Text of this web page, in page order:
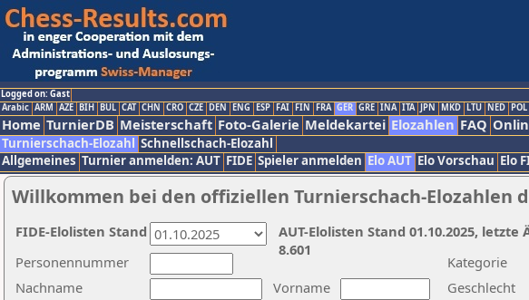
Logged on: Gast
Arabic ARM AZE BIH BUL CAT CHN CRO CZE DEN ENG ESP FAI FIN FRA GER GRE INA ITA JPN MKD LTU NED POL
Home TurnierDB Meisterschaft Foto-Galerie Meldekartei Elozahlen FAQ
Turnierschach-Elozahl Schnellschach-Elozahl
Allgemeines Turnier anmelden: AUT FIDE Spieler anmelden Elo AUT Elo Vorschau Elo
Willkommen bei den offiziellen Turnierschach-Elozahlen
Nachname
Vorname
Kategorie
Personennummer
Geschlecht
AUT-Elolisten Stand 01.10.2025,
8.601
FIDE-Elolisten Stand